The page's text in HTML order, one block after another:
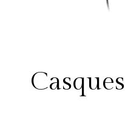
Casques